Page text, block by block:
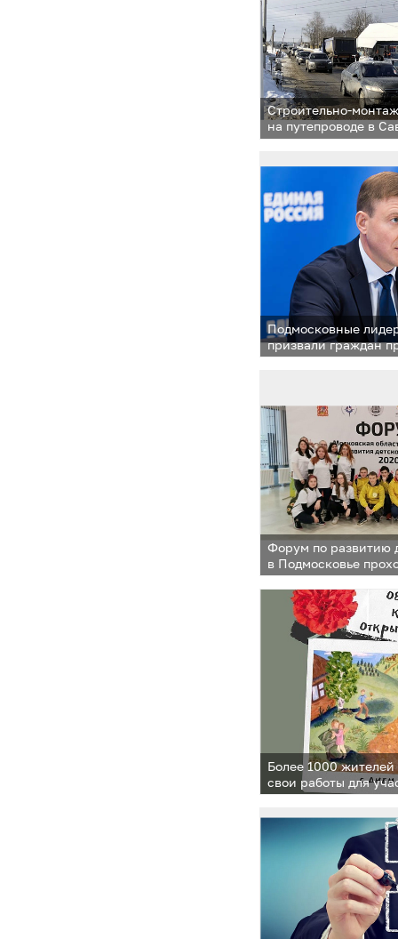
Строительно-
на путепроводе в
остановлены
Подмосковные
призвали граждан
в общероссийском
Форум по развитию
в Подмосковье
Более 1000
свои работы для
открыток